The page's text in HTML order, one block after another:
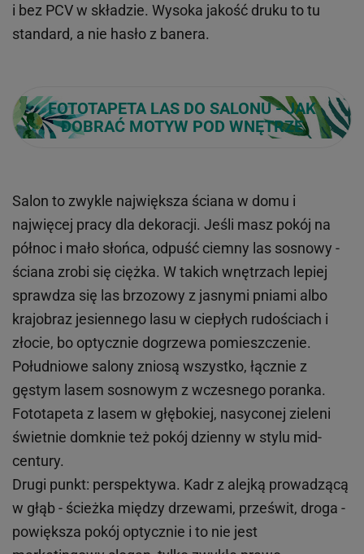
i bez PCV w składzie. Wysoka jakość druku to tu
standard, a nie hasło z banera.
FOTOTAPETA LAS DO SALONU - JAK
DOBRAĆ MOTYW POD WNĘTRZE
Salon to zwykle największa ściana w domu i
najwięcej pracy dla dekoracji. Jeśli masz pokój na
północ i mało słońca, odpuść ciemny las sosnowy -
ściana zrobi się ciężka. W takich wnętrzach lepiej
sprawdza się las brzozowy z jasnymi pniami albo
krajobraz jesiennego lasu w ciepłych rudościach i
złocie, bo optycznie dogrzewa pomieszczenie.
Południowe salony zniosą wszystko, łącznie z
gęstym lasem sosnowym z wczesnego poranka.
Fototapeta z lasem w głębokiej, nasyconej zieleni
świetnie domknie też pokój dzienny w stylu mid-
century.
Drugi punkt: perspektywa. Kadr z alejką prowadzącą
w głąb - ścieżka między drzewami, prześwit, droga -
powiększa pokój optycznie i to nie jest